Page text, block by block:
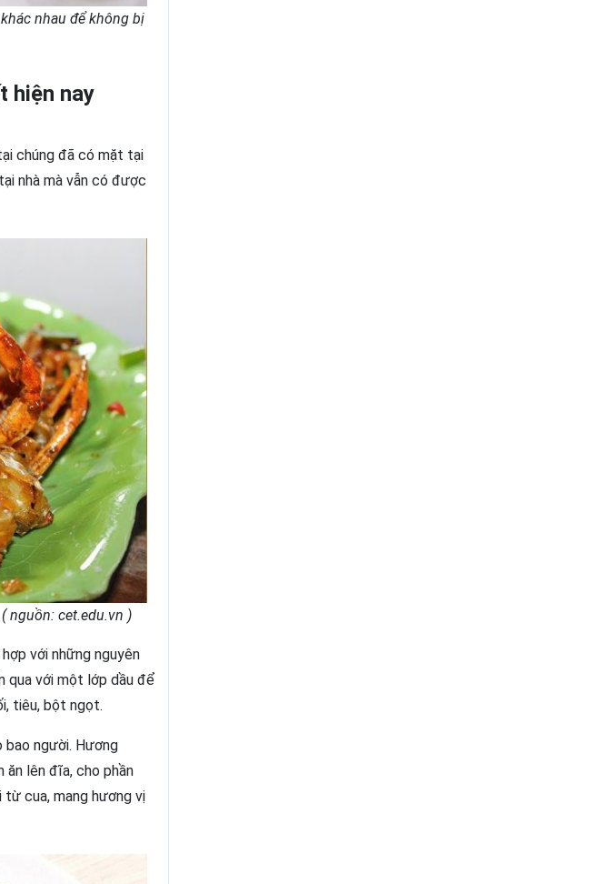
nhau để không bị
hiện nay
chúng đã có mặt tại
nhà mà vẫn có được
nguồn: cet.edu.vn )
với những nguyên
qua với một lớp dầu để
tiêu, bột ngọt.
bao người. Hương
lên đĩa, cho phần
cua, mang hương vị